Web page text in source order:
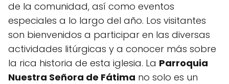
de la comunidad, así como eventos
especiales a lo largo del año. Los visitantes
son bienvenidos a participar en las diversas
actividades litúrgicas y a conocer más sobre
la rica historia de esta iglesia. La Parroquia
Nuestra Señora de Fátima no solo es un